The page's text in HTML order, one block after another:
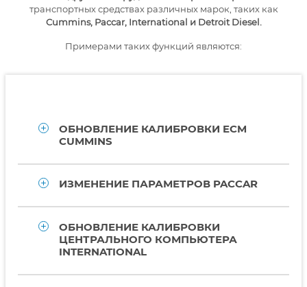
транспортных средствах различных марок, таких как
Cummins, Paccar, International и Detroit Diesel.
Примерами таких функций являются:
ОБНОВЛЕНИЕ КАЛИБРОВКИ ECM
CUMMINS
ИЗМЕНЕНИЕ ПАРАМЕТРОВ PACCAR
ОБНОВЛЕНИЕ КАЛИБРОВКИ
ЦЕНТРАЛЬНОГО КОМПЬЮТЕРА
INTERNATIONAL